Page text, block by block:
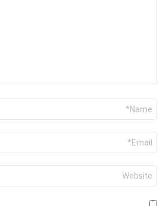
الاسم
البريد
الإلكتروني
*
الموقع
الإلكتروني